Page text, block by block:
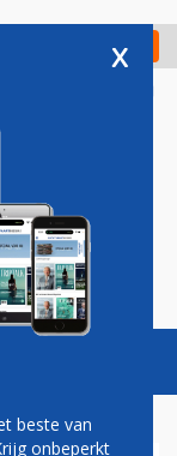
Check in
Vacatures
x
beste van
onbeperkt